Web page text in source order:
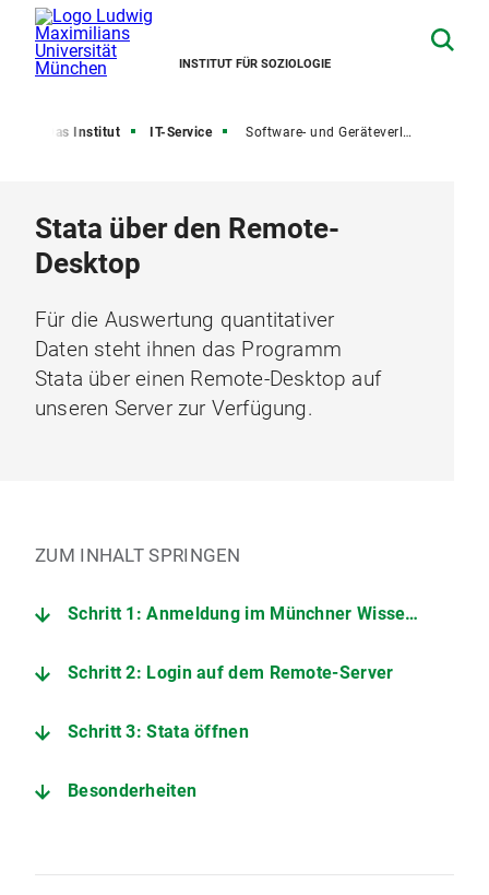
INSTITUT FÜR SOZIOLOGIE
Das Institut IT-Service Software- und Geräteverleih
Stata über den Remote-
Desktop
Für die Auswertung quantitativer
Daten steht ihnen das Programm
Stata über einen Remote-Desktop auf
unseren Server zur Verfügung.
ZUM INHALT SPRINGEN
Schritt 1: Anmeldung im Münchner Wissenschaftsnetz
Schritt 2: Login auf dem Remote-Server
Schritt 3: Stata öffnen
Besonderheiten